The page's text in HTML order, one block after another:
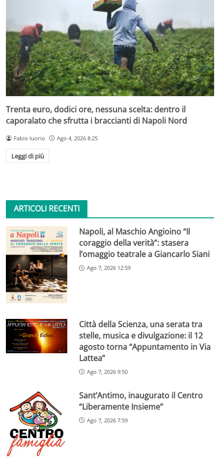
Trenta euro, dodici ore, nessuna scelta: dentro il
caporalato che sfrutta i braccianti di Napoli Nord
Fabio Iuorio Ago 4, 2026 8:25
Leggi di più
ARTICOLI RECENTI
Napoli, al Maschio Angioino “Il
coraggio della verità”: stasera
l’omaggio teatrale a Giancarlo Siani
Ago 7, 2026 12:59
Città della Scienza, una serata tra
stelle, musica e divulgazione: il 12
agosto torna “Appuntamento in Via
Lattea”
Ago 7, 2026 9:50
Sant’Antimo, inaugurato il Centro
“Liberamente Insieme”
Ago 7, 2026 7:59